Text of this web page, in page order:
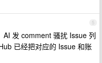
5
AI 发 comment 骚扰 Issue 列
已经把对应的 Issue 和账